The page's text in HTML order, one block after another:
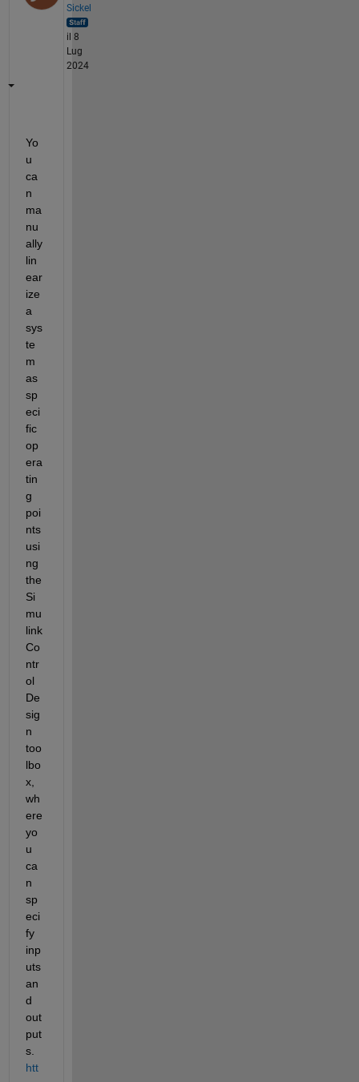
Sickel
il 8
Lug
2024
Yo
u
ca
n
ma
nu
ally
lin
ear
ize
a
sys
te
m
as
sp
eci
fic
op
era
tin
g
poi
nts
usi
ng
the
Si
mu
link
Co
ntr
ol
De
sig
n
too
lbo
x,
wh
ere
yo
u
ca
n
sp
eci
fy
inp
uts
an
d
out
put
s.
htt